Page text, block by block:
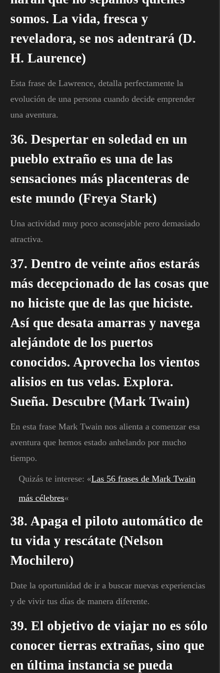
somos. La vida, fresca y
reveladora, se nos adentrará (D.
H. Laurence)
Esta frase de Lawrence, detalla perfectamente la
evolución de una persona cuando decide emprender
una aventura.
36. Despertar en soledad en un
pueblo extraño es una de las
sensaciones más placenteras de
este mundo (Freya Stark)
Una actividad muy poco aconsejable pero demasiado
atractiva.
37. Dentro de veinte años estarás
más decepcionado de las cosas que
no hiciste que de las que hiciste.
Así que desata amarras y navega
alejándote de los puertos
conocidos. Aprovecha los vientos
alisios en tus velas. Explora.
Sueña. Descubre (Mark Twain)
En esta frase Mark Twain nos alienta a comenzar esa
aventura que hemos estado anhelando por mucho
tiempo.
Quizás te interese: «Las 56 frases de Mark Twain
más célebres«
38. Apaga el piloto automático de
tu vida y rescátate (Nelson
Mochilero)
Date la oportunidad de ir a buscar nuevas experiencias
y de vivir tus días de manera diferente.
39. El objetivo de viajar no es sólo
conocer tierras extrañas, sino que
en última instancia se pueda